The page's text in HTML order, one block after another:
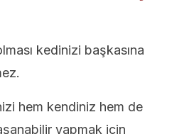
kedinizi başkasına
hem kendiniz hem de
yapmak için